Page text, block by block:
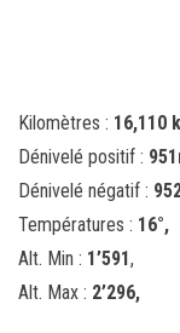
Kilomètres : 16,110
Dénivelé positif :
Dénivelé négatif :
Températures : 16°,
Alt. Min : 1’591,
Alt. Max : 2’296,